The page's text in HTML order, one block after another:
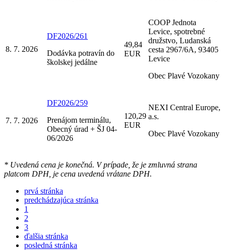
8. 7. 2026
DF2026/261
Dodávka potravín do
školskej jedálne
49,84
EUR
COOP Jednota
Levice, spotrebné
družstvo, Ludanská
cesta 2967/6A, 93405
Levice
Obec Plavé Vozokany
7. 7. 2026
DF2026/259
Prenájom terminálu,
Obecný úrad + ŠJ 04-
06/2026
120,29
EUR
NEXI Central Europe,
a.s.
Obec Plavé Vozokany
* Uvedená cena je konečná. V prípade, že je zmluvná strana
platcom DPH, je cena uvedená vrátane DPH.
prvá stránka
predchádzajúca stránka
1
2
3
ďalšia stránka
posledná stránka